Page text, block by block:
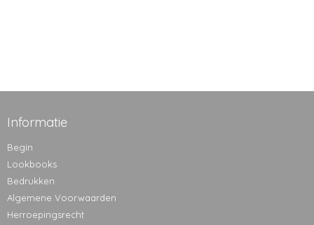
Informatie
Begin
Lookbooks
Bedrukken
Algemene Voorwaarden
Herroepingsrecht